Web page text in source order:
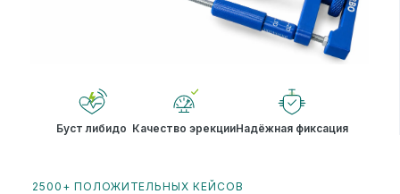
Буст либидо Качество эрекцииНадёжная фиксация
2500+ ПОЛОЖИТЕЛЬНЫХ КЕЙСОВ